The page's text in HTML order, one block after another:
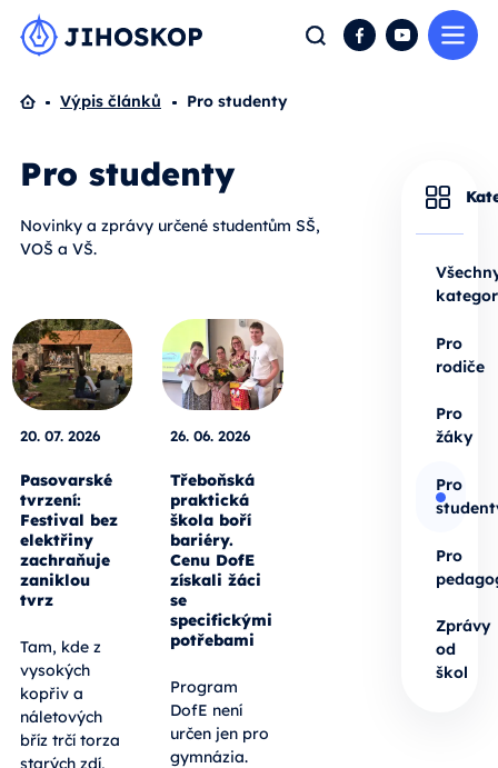
Hledat FacebookYouTube
Domů
Výpis článků Pro studenty
Pro studenty
Novinky a zprávy určené studentům SŠ,
VOŠ a VŠ.
20. 07. 2026
Pasovarské
tvrzení:
Festival bez
elektřiny
zachraňuje
zaniklou
tvrz
Tam, kde z
vysokých
kopřiv a
náletových
bříz trčí torza
starých zdí,
26. 06. 2026
Třeboňská
praktická
škola boří
bariéry.
Cenu DofE
získali žáci
se
specifickými
potřebami
Program
DofE není
určen jen pro
gymnázia.
Pro
rodiče
Pro
žáky
Pro
Pro
Zprávy
od
škol